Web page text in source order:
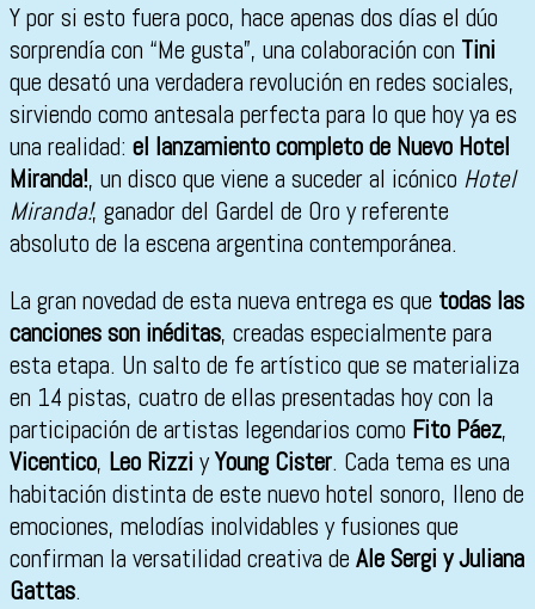
Y por si esto fuera poco, hace apenas dos días el dúo
sorprendía con “Me gusta”, una colaboración con Tini
que desató una verdadera revolución en redes sociales,
sirviendo como antesala perfecta para lo que hoy ya es
una realidad: el lanzamiento completo de Nuevo Hotel
Miranda!, un disco que viene a suceder al icónico Hotel
Miranda!, ganador del Gardel de Oro y referente
absoluto de la escena argentina contemporánea.
La gran novedad de esta nueva entrega es que todas las
canciones son inéditas, creadas especialmente para
esta etapa. Un salto de fe artístico que se materializa
en 14 pistas, cuatro de ellas presentadas hoy con la
participación de artistas legendarios como Fito Páez,
Vicentico, Leo Rizzi yYoung Cister. Cada tema es una
habitación distinta de este nuevo hotel sonoro, lleno de
emociones, melodías inolvidables y fusiones que
confirman la versatilidad creativa de Ale Sergi y Juliana
Gattas.